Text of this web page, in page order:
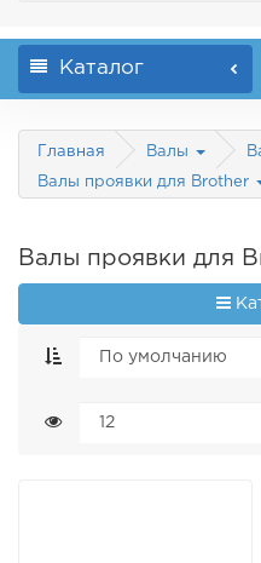
Каталог
Главная Валы
Валы проявки для Brother
Валы проявки для